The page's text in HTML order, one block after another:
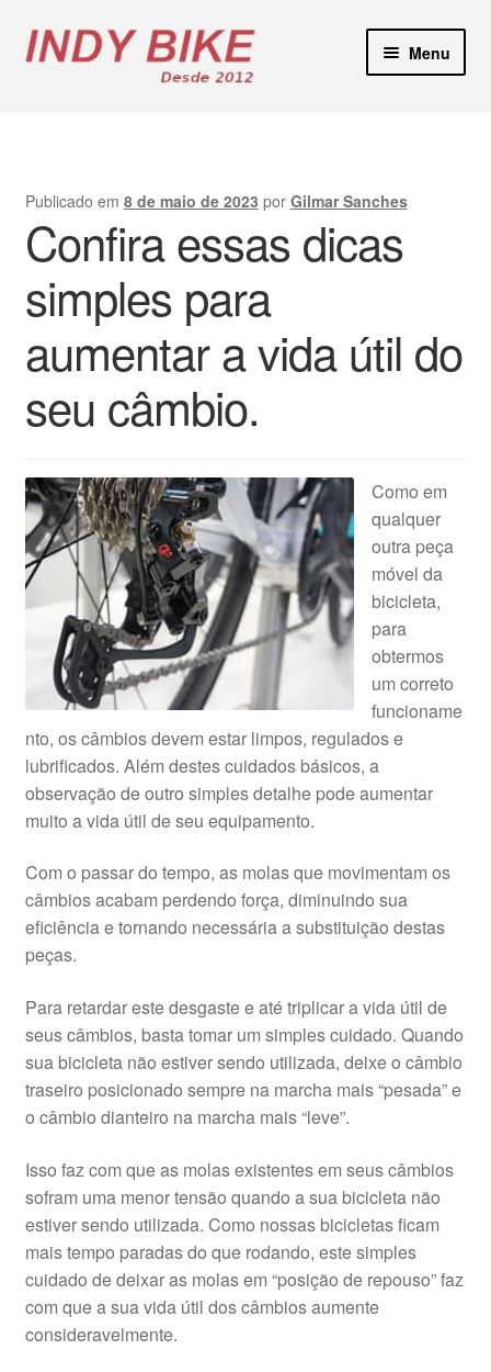
Pular
para
Pular
para
Menu
Lojas Físicas
Manutenção E-Bikes
Locação de Bicicletas
Contato
Publicado em 8 de maio de 2023 por Gilmar Sanches
Confira essas dicas
simples para
aumentar a vida útil do
seu câmbio.
Como em
qualquer
outra peça
móvel da
bicicleta,
para
obtermos
um correto
funcioname
nto, os câmbios devem estar limpos, regulados e
lubrificados. Além destes cuidados básicos, a
observação de outro simples detalhe pode aumentar
muito a vida útil de seu equipamento.
Com o passar do tempo, as molas que movimentam os
câmbios acabam perdendo força, diminuindo sua
eficiência e tornando necessária a substituição destas
peças.
Para retardar este desgaste e até triplicar a vida útil de
seus câmbios, basta tomar um simples cuidado. Quando
sua bicicleta não estiver sendo utilizada, deixe o câmbio
traseiro posicionado sempre na marcha mais “pesada” e
o câmbio dianteiro na marcha mais “leve”.
Isso faz com que as molas existentes em seus câmbios
sofram uma menor tensão quando a sua bicicleta não
estiver sendo utilizada. Como nossas bicicletas ficam
mais tempo paradas do que rodando, este simples
cuidado de deixar as molas em “posição de repouso” faz
com que a sua vida útil dos câmbios aumente
consideravelmente.